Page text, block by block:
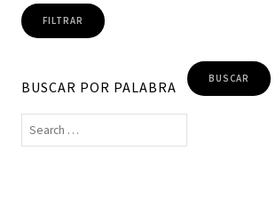
Racialidad
Refugiadxs y solicitantes de asilo
BUSCAR POR PALABRA